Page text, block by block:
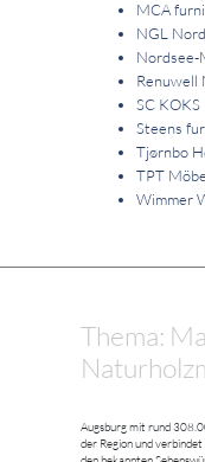
MCA
NGL
Nordsee-
Renuwell
SC KOKS
Steens
Tjørnbo
TPT
Wimmer
Thema:
Augsburg mit rund
der Region und